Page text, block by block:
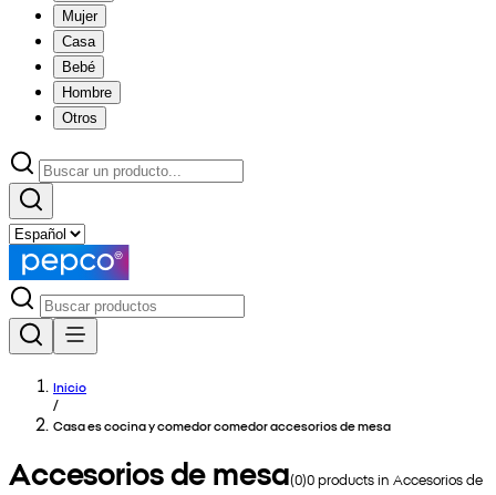
Mujer
Casa
Bebé
Hombre
Otros
Inicio
/
Casa es cocina y comedor comedor accesorios de mesa
Accesorios de mesa(0)0products in Accesorios de